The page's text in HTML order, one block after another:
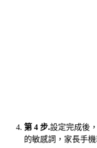
第 4 步.設定完成後
的敏感詞，家長手